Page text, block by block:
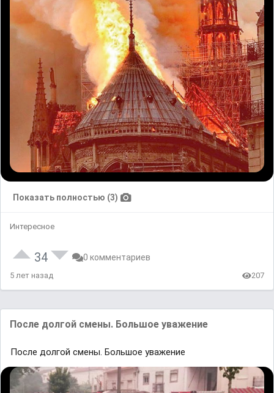
Показать полностью (3)
Интересное
34 0 комментариев
5 лет назад 207
После долгой смены. Большое уважение
После долгой смены. Большое уважение